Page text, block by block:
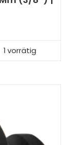
1 vorrätig